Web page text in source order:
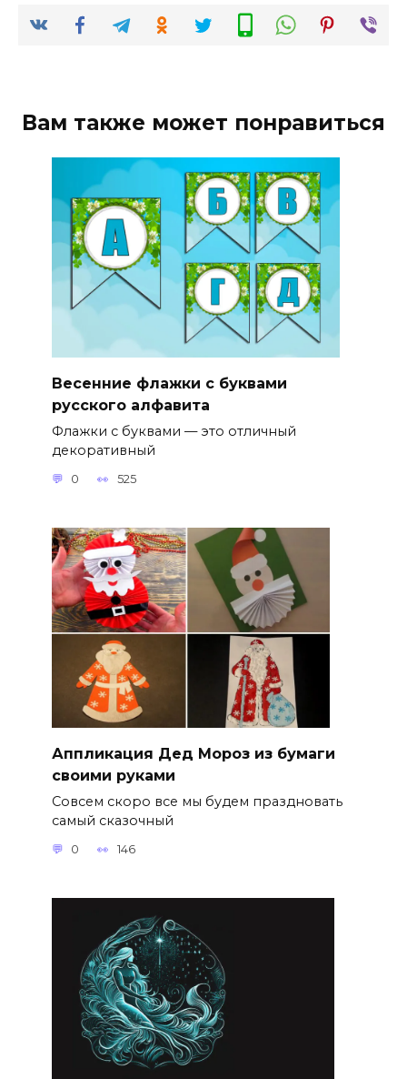
Вам также может понравиться
Весенние флажки с буквами
русского алфавита
Флажки с буквами — это отличный
декоративный
0 525
Аппликация Дед Мороз из бумаги
своими руками
Совсем скоро все мы будем праздновать
самый сказочный
0 146